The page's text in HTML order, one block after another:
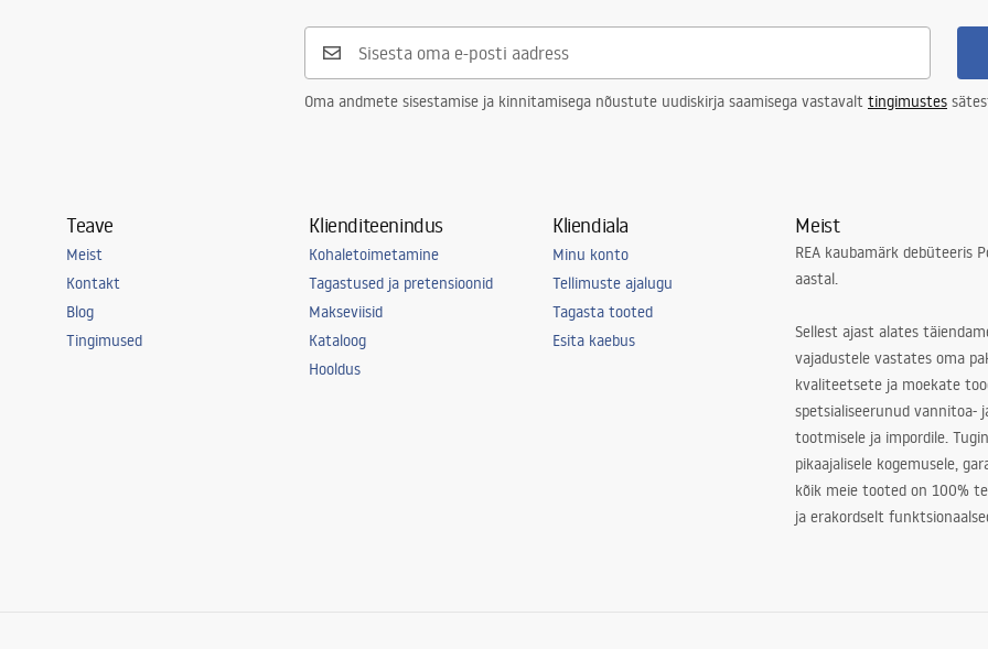
Oma andmete sisestamise ja kinnitamisega nõustute uudiskirja saamisega vastavalt tingimustes
Teave
Meist
Kontakt
Blog
Tingimused
Klienditeenindus
Kohaletoimetamine
Tagastused ja pretensioonid
Makseviisid
Kataloog
Hooldus
Kliendiala
Minu konto
Tellimuste ajalugu
Tagasta tooted
Esita kaebus
Meist
REA kaubamärk debüteeris
aastal.
Sellest ajast alates
vajadustele vastates oma
kvaliteetsete ja moekate
spetsialiseerunud vannitoa-
tootmisele ja impordile.
pikaajalisele kogemusele,
kõik meie tooted on 100%
ja erakordselt